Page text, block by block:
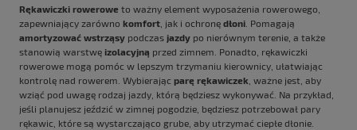
Rękawiczki rowerowe to ważny element wyposażenia rowerowego,
zapewniający zarówno komfort , jak i ochronę dłoni . Pomagają
amortyzować wstrząsy podczas jazdy po nierównym terenie, a także
stanowią warstwę izolacyjną przed zimnem. Ponadto, rękawiczki
rowerowe mogą pomóc w lepszym trzymaniu kierownicy, ułatwiając
kontrolę nad rowerem. Wybierając parę rękawiczek , ważne jest, aby
wziąć pod uwagę rodzaj jazdy, którą będziesz wykonywać. Na przykład,
jeśli planujesz jeździć w zimnej pogodzie, będziesz potrzebował pary
rękawic, które są wystarczająco grube, aby utrzymać ciepłe dłonie.